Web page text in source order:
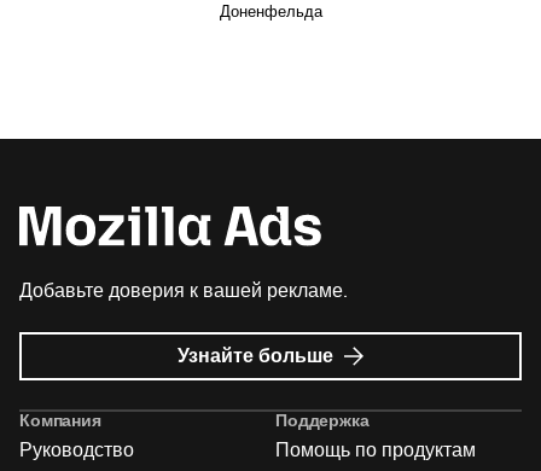
Доненфельда
Добавьте доверия к вашей рекламе.
Узнайте больше о
Реклама
Компания
Руководство
Поддержка
Помощь по продуктам